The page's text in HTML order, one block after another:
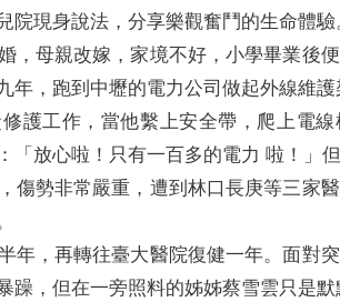
院現身說法，分享樂觀奮鬥的生命體驗
母親改嫁，家境不好，小學畢業後便
年，跑到中壢的電力公司做起外線維
護工作，當他繫上安全帶，爬上電
「放心啦！只有一百多的電力 啦！」
傷勢非常嚴重，遭到林口長庚等三家
，再轉往臺大醫院復健一年。面對突
躁，但在一旁照料的姊姊蔡雪雲只是默